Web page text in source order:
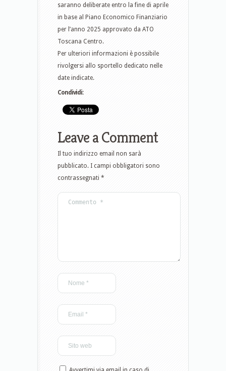
saranno deliberate entro la fine di aprile
in base al Piano Economico Finanziario
per l’anno 2025 approvato da ATO
Toscana Centro.
Per ulteriori informazioni è possibile
rivolgersi allo sportello dedicato nelle
date indicate.
Condividi:
Leave a Comment
Il tuo indirizzo email non sarà
pubblicato. I campi obbligatori sono
contrassegnati *